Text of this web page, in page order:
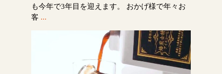
も今年で3年目を迎えます。 おかげ様で年々お
客 ...